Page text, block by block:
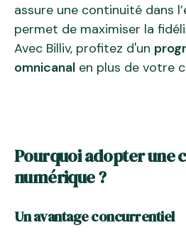
assure une continuité dans
permet de maximiser la
Avec Billiv, profitez d'un
omnicanal en plus de votre
Pourquoi adopter une
numérique ?
Un avantage concurrentiel